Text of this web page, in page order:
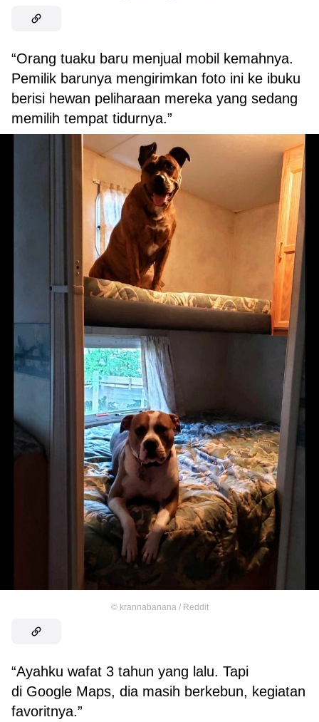
“Orang tuaku baru menjual mobil kemahnya.
Pemilik barunya mengirimkan foto ini ke ibuku
berisi hewan peliharaan mereka yang sedang
memilih tempat tidurnya.”
© krannabanana / Reddit
“Ayahku wafat 3 tahun yang lalu. Tapi
di Google Maps, dia masih berkebun, kegiatan
favoritnya.”